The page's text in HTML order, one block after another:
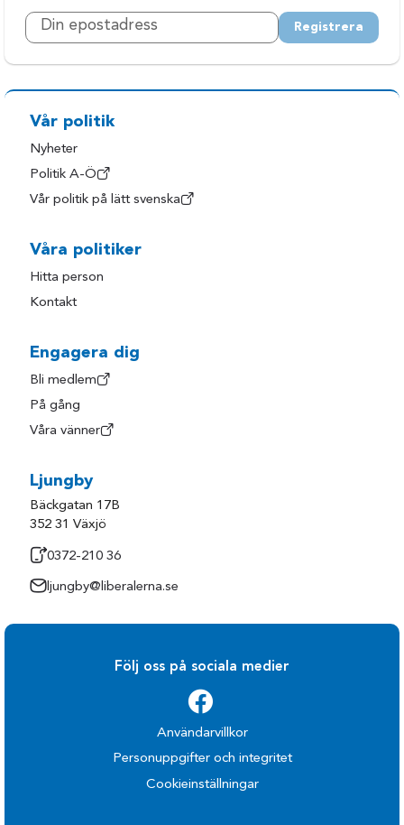
Registrera
Vår politik
Nyheter
Politik A-Ö
Vår politik på lätt svenska
Våra politiker
Hitta person
Kontakt
Engagera dig
Bli medlem
På gång
Våra vänner
Ljungby
Bäckgatan 17B
352 31 Växjö
0372-210 36
ljungby@liberalerna.se
Följ oss på sociala medier
Användarvillkor
Personuppgifter och integritet
Cookieinställningar